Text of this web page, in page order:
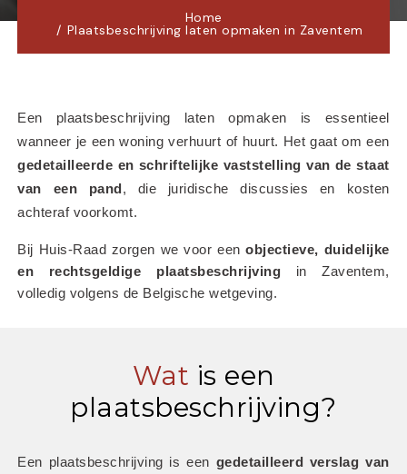
Home
Plaatsbeschrijving laten opmaken in Zaventem
Een plaatsbeschrijving laten opmaken is essentieel
gedetailleerde en schriftelijke vaststelling van de staat
van een pand , die juridische discussies en kosten
achteraf voorkomt.
Bij Huis-Raad zorgen we voor een objectieve, duidelijke
en rechtsgeldige plaatsbeschrijving in Zaventem,
volledig volgens de Belgische wetgeving.
Wat is een
plaatsbeschrijving?
Een plaatsbeschrijving is een gedetailleerd verslag van